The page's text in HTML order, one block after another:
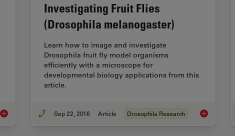
A Guide to Zebrafish Research
Investigating Fruit Flies
(Drosophila melanogaster)
Learn how to image and investigate
Drosophila fruit fly model organisms
efficiently with a microscope for
developmental biology applications from this
article.
Sep 22, 2016 Article Drosophila Research